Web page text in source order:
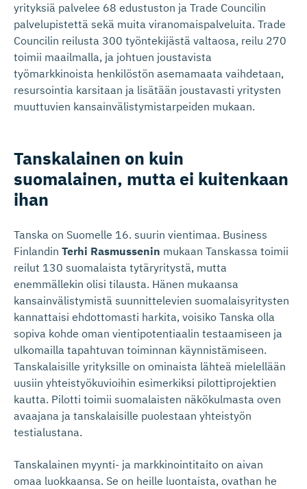
yrityksiä palvelee 68 edustuston ja Trade Councilin
palvelupistettä sekä muita viranomaispalveluita. Trade
Councilin reilusta 300 työntekijästä valtaosa, reilu 270
toimii maailmalla, ja johtuen joustavista
työmarkkinoista henkilöstön asemamaata vaihdetaan,
resursointia karsitaan ja lisätään joustavasti yritysten
muuttuvien kansainvälistymistarpeiden mukaan.
Tanskalainen on kuin
suomalainen, mutta ei kuitenkaan
ihan
Tanska on Suomelle 16. suurin vientimaa. Business
Finlandin Terhi Rasmussenin mukaan Tanskassa toimii
reilut 130 suomalaista tytäryritystä, mutta
enemmällekin olisi tilausta. Hänen mukaansa
kansainvälistymistä suunnittelevien suomalaisyritysten
kannattaisi ehdottomasti harkita, voisiko Tanska olla
sopiva kohde oman vientipotentiaalin testaamiseen ja
ulkomailla tapahtuvan toiminnan käynnistämiseen.
Tanskalaisille yrityksille on ominaista lähteä mielellään
uusiin yhteistyökuvioihin esimerkiksi pilottiprojektien
kautta. Pilotti toimii suomalaisten näkökulmasta oven
avaajana ja tanskalaisille puolestaan yhteistyön
testialustana.
Tanskalainen myynti- ja markkinointitaito on aivan
omaa luokkaansa. Se on heille luontaista, ovathan he